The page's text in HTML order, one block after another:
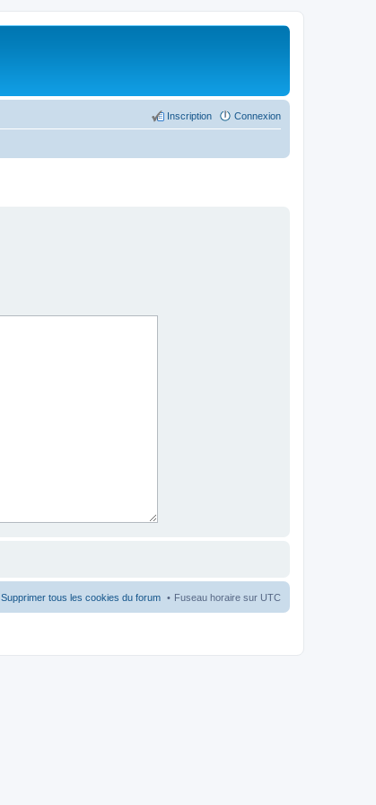
Connexion
Inscription
Fuseau horaire sur UTC
Supprimer tous les cookies du forum